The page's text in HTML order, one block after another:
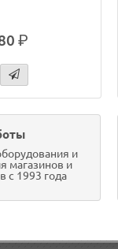
р.
и
магазинов и
с 1993 года